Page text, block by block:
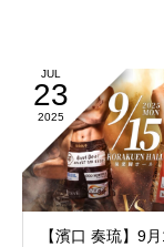
JUL
23
2025
【濱口 奏琉】9